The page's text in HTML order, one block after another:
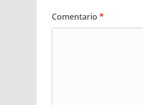
Comentario *